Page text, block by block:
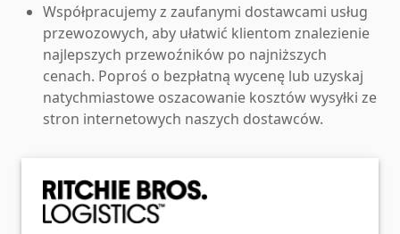
Współpracujemy z zaufanymi dostawcami usług
przewozowych, aby ułatwić klientom znalezienie
najlepszych przewoźników po najniższych
cenach. Poproś o bezpłatną wycenę lub uzyskaj
natychmiastowe oszacowanie kosztów wysyłki ze
stron internetowych naszych dostawców.